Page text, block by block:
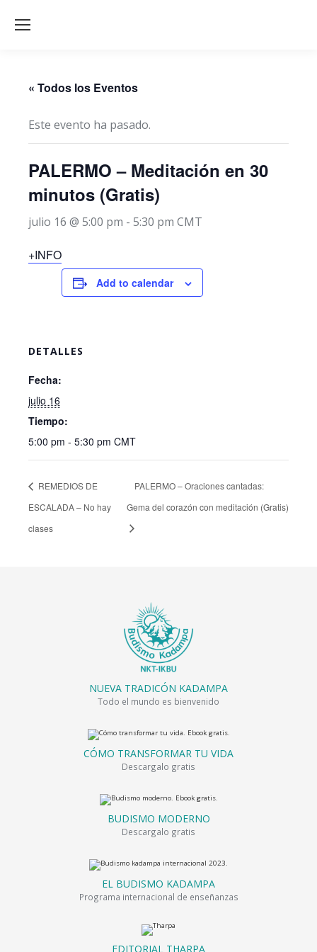
« Todos los Eventos
Este evento ha pasado.
PALERMO – Meditación en 30
minutos (Gratis)
julio 16 @ 5:00 pm - 5:30 pm CMT
+INFO
Add to calendar
DETALLES
Fecha:
julio 16
Tiempo:
5:00 pm - 5:30 pm CMT
REMEDIOS DE
ESCALADA – No hay
clases
PALERMO – Oraciones cantadas:
Gema del corazón con meditación (Gratis)
NUEVA TRADICÓN KADAMPA
Todo el mundo es bienvenido
CÓMO TRANSFORMAR TU VIDA
Descargalo gratis
BUDISMO MODERNO
Descargalo gratis
EL BUDISMO KADAMPA
Programa internacional de enseñanzas
EDITORIAL THARPA